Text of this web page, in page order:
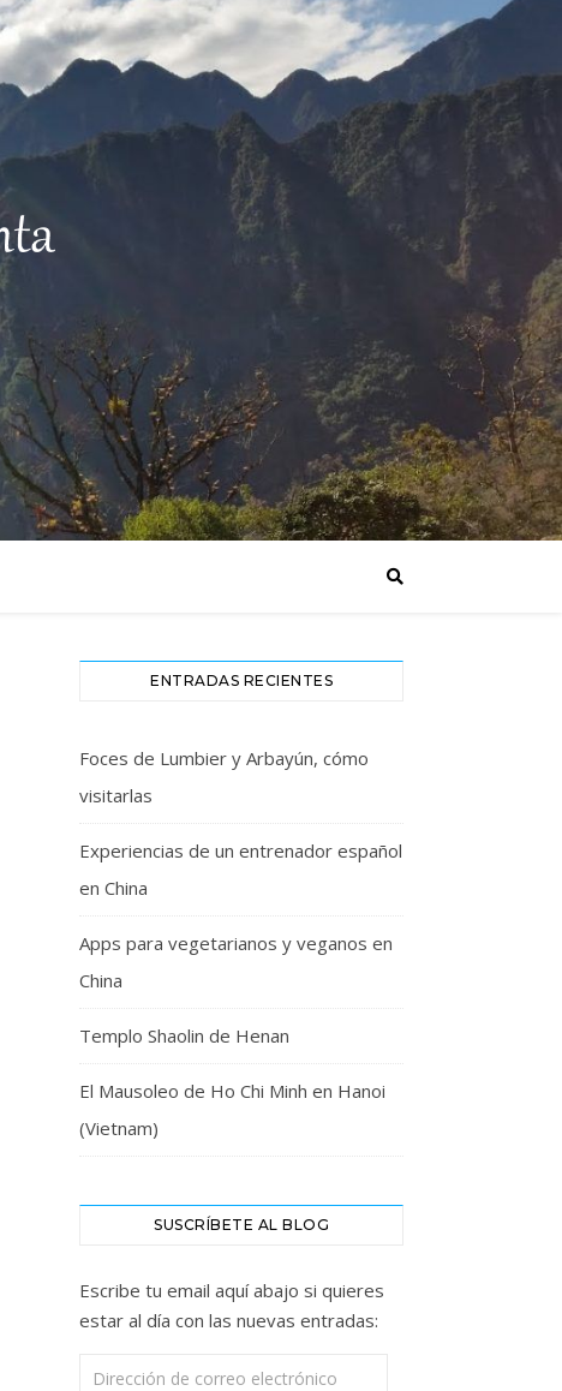
ENTRADAS RECIENTES
Foces de Lumbier y Arbayún, cómo
visitarlas
Experiencias de un entrenador español
en China
Apps para vegetarianos y veganos en
China
Templo Shaolin de Henan
El Mausoleo de Ho Chi Minh en Hanoi
(Vietnam)
SUSCRÍBETE AL BLOG
Escribe tu email aquí abajo si quieres
estar al día con las nuevas entradas:
Dirección de correo electrónico